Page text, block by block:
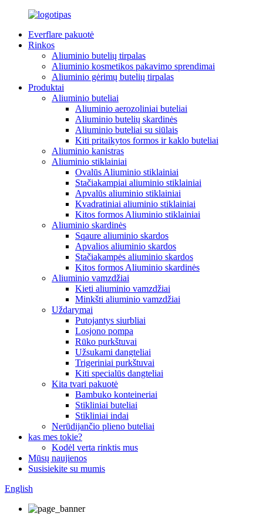
Everflare pakuotė
Rinkos
Aliuminio butelių tirpalas
Aliuminio kosmetikos pakavimo sprendimai
Aliuminio gėrimų butelių tirpalas
Produktai
Aliuminio buteliai
Aliuminio aerozoliniai buteliai
Aliuminio butelių skardinės
Aliuminio buteliai su siūlais
Kiti pritaikytos formos ir kaklo buteliai
Aliuminio kanistras
Aliuminio stiklainiai
Ovalūs Aliuminio stiklainiai
Stačiakampiai aliuminio stiklainiai
Apvalūs aliuminio stiklainiai
Kvadratiniai aliuminio stiklainiai
Kitos formos Aliuminio stiklainiai
Aliuminio skardinės
Sqaure aliuminio skardos
Apvalios aliuminio skardos
Stačiakampės aliuminio skardos
Kitos formos Aliuminio skardinės
Aliuminio vamzdžiai
Kieti aliuminio vamzdžiai
Minkšti aliuminio vamzdžiai
Uždarymai
Putojantys siurbliai
Losjono pompa
Rūko purkštuvai
Užsukami dangteliai
Trigeriniai purkštuvai
Kiti specialūs dangteliai
Kita tvari pakuotė
Bambuko konteineriai
Stikliniai buteliai
Stikliniai indai
Nerūdijančio plieno buteliai
kas mes tokie?
Kodėl verta rinktis mus
Mūsų naujienos
Susisiekite su mumis
English